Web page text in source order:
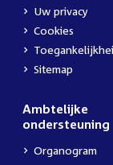
Uw privacy
Cookies
Sitemap
Ambtelijke
ondersteuning
Organogram